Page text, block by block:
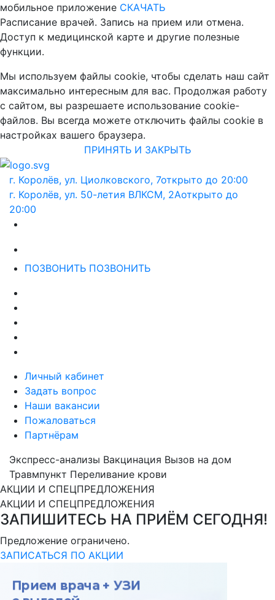
мобильное приложение СКАЧАТЬ
Расписание врачей. Запись на прием или отмена.
Доступ к медицинской карте и другие полезные
функции.
Мы используем файлы cookie, чтобы сделать наш сайт
максимально интересным для вас. Продолжая работу
с сайтом, вы разрешаете использование cookie-
файлов. Вы всегда можете отключить файлы cookie в
настройках вашего браузера.
ПРИНЯТЬ И ЗАКРЫТЬ
г. Королёв, ул. Циолковского, 7открыто до 20:00
г. Королёв, ул. 50-летия ВЛКСМ, 2Аоткрыто до
20:00
ПОЗВОНИТЬ ПОЗВОНИТЬ
Личный кабинет
Задать вопрос
Наши вакансии
Пожаловаться
Партнёрам
Экспресс-анализы Вакцинация Вызов на дом
Травмпункт Переливание крови
АКЦИИ И СПЕЦПРЕДЛОЖЕНИЯ
АКЦИИ И СПЕЦПРЕДЛОЖЕНИЯ
ЗАПИШИТЕСЬ НА ПРИЁМ СЕГОДНЯ!
Предложение ограничено.
ЗАПИСАТЬСЯ ПО АКЦИИ